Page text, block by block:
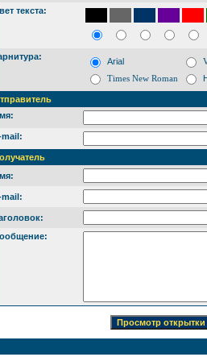
текста:
Arial
Times New Roman
mail:
mail: